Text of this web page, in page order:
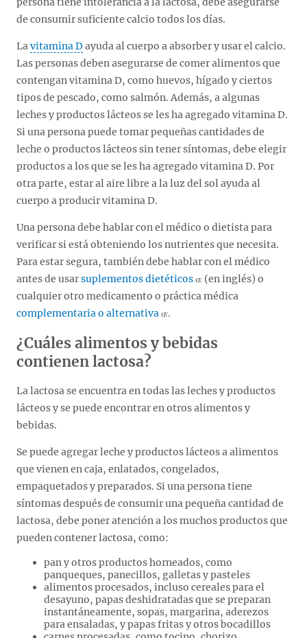
de consumir suficiente calcio todos los días.
La vitamina Dayuda al cuerpo a absorber y usar el calcio.
Las personas deben asegurarse de comer alimentos que
contengan vitamina D, como huevos, hígado y ciertos
tipos de pescado, como salmón. Además, a algunas
leches y productos lácteos se les ha agregado vitamina D.
Si una persona puede tomar pequeñas cantidades de
leche o productos lácteos sin tener síntomas, debe elegir
productos a los que se les ha agregado vitamina D. Por
otra parte, estar al aire libre a la luz del sol ayuda al
cuerpo a producir vitamina D.
Una persona debe hablar con el médico o dietista para
verificar si está obteniendo los nutrientes que necesita.
Para estar segura, también debe hablar con el médico
antes de usarsuplementos dietéticos
(en inglés) o
cualquier otro medicamento o práctica médica
complementaria o alternativa
.
¿Cuáles alimentos y bebidas
contienen lactosa?
La lactosa se encuentra en todas las leches y productos
lácteos y se puede encontrar en otros alimentos y
bebidas.
Se puede agregar leche y productos lácteos a alimentos
que vienen en caja, enlatados, congelados,
empaquetados y preparados. Si una persona tiene
síntomas después de consumir una pequeña cantidad de
lactosa, debe poner atención a los muchos productos que
pueden contener lactosa, como:
pan y otros productos horneados, como
panqueques, panecillos, galletas y pasteles
alimentos procesados, incluso cereales para el
desayuno, papas deshidratadas que se preparan
instantáneamente, sopas, margarina, aderezos
para ensaladas, y papas fritas y otros bocadillos